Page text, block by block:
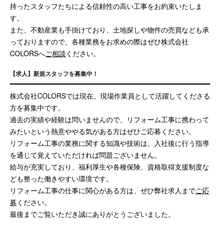
持ったスタッフたちによる信頼性の高い工事をお約束いたしま
す。
また、不動産業も手掛けており、土地探しや物件の売買なども承
っておりますので、各種業務をお求めの際はぜひ株式会社
COLORSへご相談 ください。
【求人】新規スタッフを募集中！
株式会社COLORSでは現在、現場作業員として活躍してくださる
方を募集中です。
過去の実績や経験は問いませんので、リフォーム工事に携わって
みたいという熱意ややる気がある方はぜひご応募ください。
リフォーム工事の業務に関する知識や技術は、入社後に行う指導
を通じて覚えていただければ問題ございません。
給与が充実しており、福利厚生や各種保険、資格取得支援制度な
ども整った働きやすい環境です。
リフォーム工事の仕事に関心がある方は、ぜひ弊社求人までご応
募 ください。
最後までご覧いただき誠にありがとうございました。